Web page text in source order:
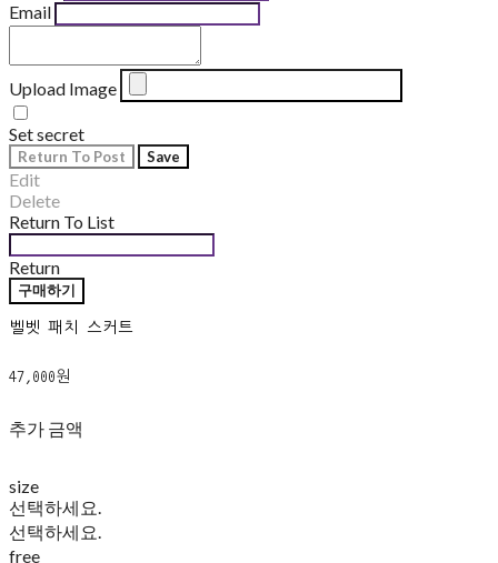
Email
Upload Image
Set secret
Return To Post Save
Edit
Delete
Return To List
Return
구매하기
벨벳 패치 스커트
47,000원
추가 금액
size
선택하세요.
선택하세요.
free